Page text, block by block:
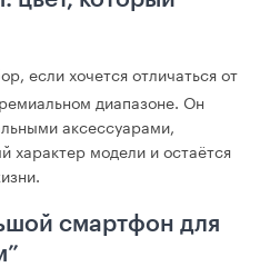
если хочется отличаться от
диапазоне. Он
аксессуарами,
характер модели и остаётся
смартфон для